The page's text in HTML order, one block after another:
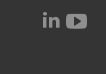
N c